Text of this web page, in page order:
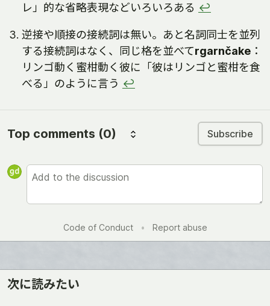
レ」的な省略表現などいろいろある ↩
逆接や順接の接続詞は無い。あと名詞同士を並列
する接続詞はなく、同じ格を並べてrgarnčake ：
リンゴ動く蜜柑動く彼に「彼はリンゴと蜜柑を食
べる」のように言う ↩
Top comments (0) Subscribe
Code of Conduct • Report abuse
次に読みたい